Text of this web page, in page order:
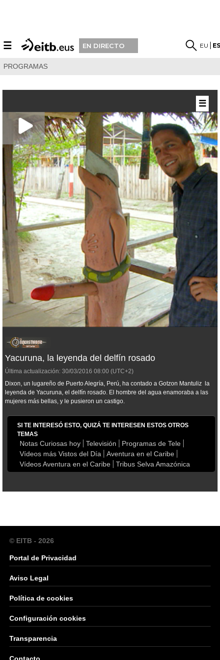
☰ EN DIRECTO EU
PROGRAMAS
Yacuruna, la leyenda del delfín rosado
Última actualización: 30/03/2016 08:00 (UTC+2)
Dixon, un lugareño de Puerto Alegría, Perú, ha contado a Gotzon Mantuliz la
leyenda de Yacuruna, el delfín rosado. El hombre del agua enamoraba a las
mujeres más bellas, y le pusieron un castigo.
SI TE INTERESÓ ESTO, QUIZÁ TE INTERESEN ESTOS OTROS
TEMAS
Notas Curiosas hoy Televisión
Programas de Tele
Vídeos más Vistos del Día
Aventura en el Caribe
Vídeos Aventura en el Caribe
Tribus Selva Amazónica
☰
© EITB - 2026
Portal de Privacidad
Aviso Legal
Política de cookies
Configuración cookies
Transparencia